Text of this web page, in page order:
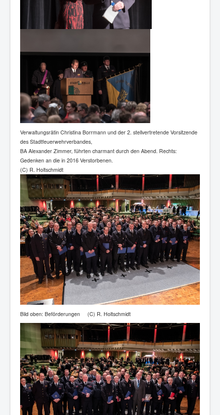
Verwaltungsrätin Christina Borrmann und der 2. stellvertretende Vorsitzende
des Stadtfeuerwehrverbandes,
BA Alexander Zimmer, führten charmant durch den Abend. Rechts:
Gedenken an die in 2016 Verstorbenen.
(C) R. Holtschmidt
Bild oben: Beförderungen (C) R. Holtschmidt